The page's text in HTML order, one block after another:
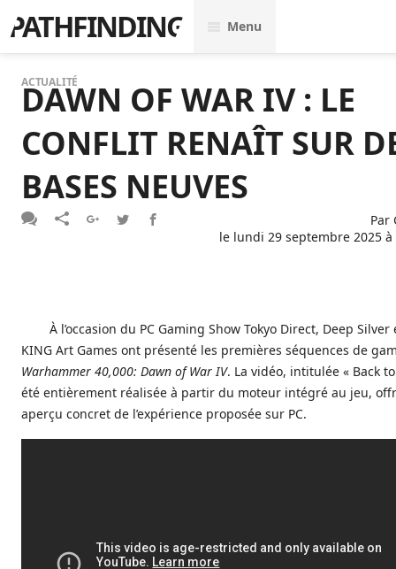
PATHFINDING Menu
ACTUALITÉ
DAWN OF WAR IV : LE
CONFLIT RENAÎT SUR
BASES NEUVES
Par
le lundi 29 septembre 2025 à
À l’occasion du PC Gaming Show Tokyo Direct, Deep
KING Art Games ont présenté les premières séquences de
Warhammer 40,000: Dawn of War IV. La vidéo, intitulée « Back
été entièrement réalisée à partir du moteur intégré au jeu,
aperçu concret de l’expérience proposée sur PC.